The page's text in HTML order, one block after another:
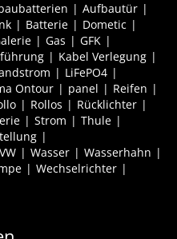
Aufbautür
Batterie
Dometic
Gas
GFK
Kabel Verlegung
LiFePO4
Ontour panel
Reifen
Rollos
Rücklichter
Strom
Thule
VW Wasser
Wasserhahn
Wechselrichter